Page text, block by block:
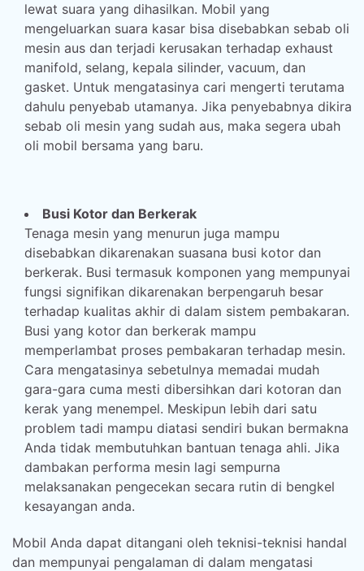
lewat suara yang dihasilkan. Mobil yang
mengeluarkan suara kasar bisa disebabkan sebab oli
mesin aus dan terjadi kerusakan terhadap exhaust
manifold, selang, kepala silinder, vacuum, dan
gasket. Untuk mengatasinya cari mengerti terutama
dahulu penyebab utamanya. Jika penyebabnya dikira
sebab oli mesin yang sudah aus, maka segera ubah
oli mobil bersama yang baru.
Busi Kotor dan Berkerak
Tenaga mesin yang menurun juga mampu
disebabkan dikarenakan suasana busi kotor dan
berkerak. Busi termasuk komponen yang mempunyai
fungsi signifikan dikarenakan berpengaruh besar
terhadap kualitas akhir di dalam sistem pembakaran.
Busi yang kotor dan berkerak mampu
memperlambat proses pembakaran terhadap mesin.
Cara mengatasinya sebetulnya memadai mudah
gara-gara cuma mesti dibersihkan dari kotoran dan
kerak yang menempel. Meskipun lebih dari satu
problem tadi mampu diatasi sendiri bukan bermakna
Anda tidak membutuhkan bantuan tenaga ahli. Jika
dambakan performa mesin lagi sempurna
melaksanakan pengecekan secara rutin di bengkel
kesayangan anda.
Mobil Anda dapat ditangani oleh teknisi-teknisi handal
dan mempunyai pengalaman di dalam mengatasi